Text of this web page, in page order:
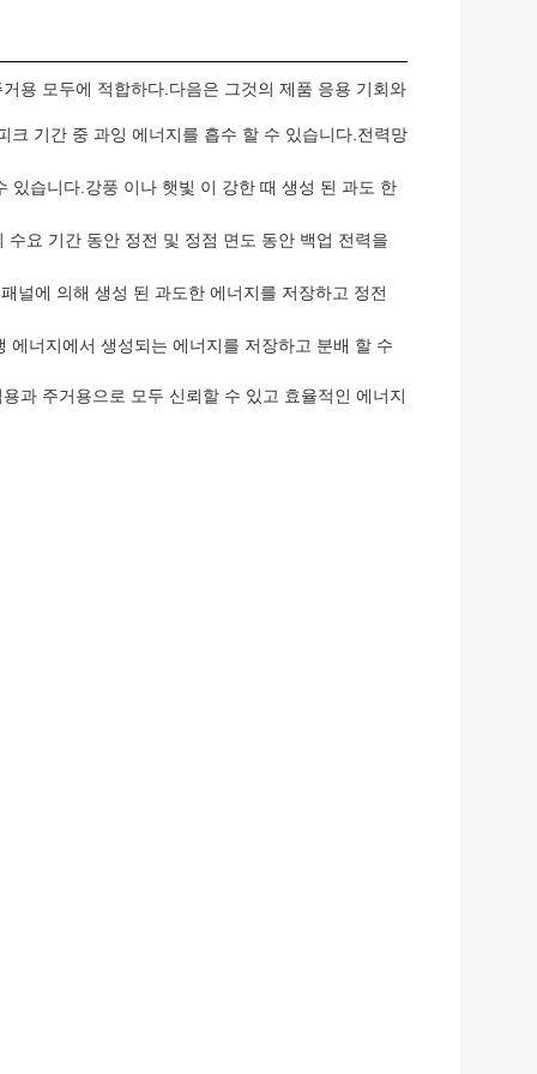
용 모두에 적합하다.다음은 그것의 제품 응용 기회와
기간 중 과잉 에너지를 흡수 할 수 있습니다.전력망
있습니다.강풍 이나 햇빛 이 강한 때 생성 된 과도 한
요 기간 동안 정전 및 정점 면도 동안 백업 전력을
널에 의해 생성 된 과도한 에너지를 저장하고 정전
너지에서 생성되는 에너지를 저장하고 분배 할 수
과 주거용으로 모두 신뢰할 수 있고 효율적인 에너지